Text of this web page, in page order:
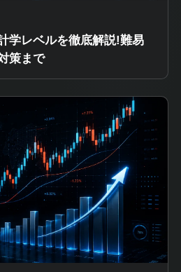
学レベルを徹底解説!難易
策まで